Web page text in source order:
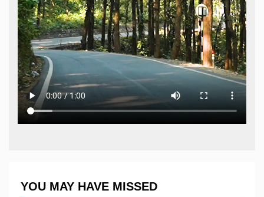
YOU MAY HAVE MISSED